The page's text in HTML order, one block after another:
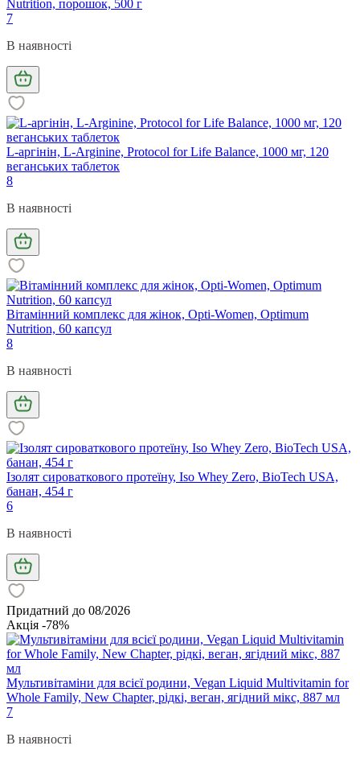
Nutrition, порошок, 500 г
7
В наявності
L-аргінін, L-Arginine, Protocol for Life Balance, 1000 мг, 120
веганських таблеток
8
В наявності
Вітамінний комплекс для жінок, Opti-Women, Optimum
Nutrition, 60 капсул
8
В наявності
Ізолят сироваткового протеїну, Iso Whey Zero, BioTech USA,
банан, 454 г
6
В наявності
Придатний до 08/2026
Акція -78%
Мультивітаміни для всієї родини, Vegan Liquid Multivitamin for
Whole Family, New Chapter, рідкі, веган, ягідний мікс, 887 мл
7
В наявності